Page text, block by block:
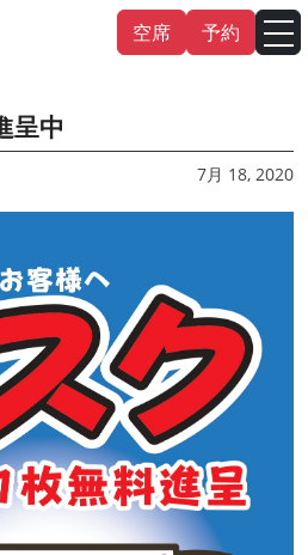
空席 予約
呈中
7月 18, 2020
繁體） 中文（简体）
한국어
日本語